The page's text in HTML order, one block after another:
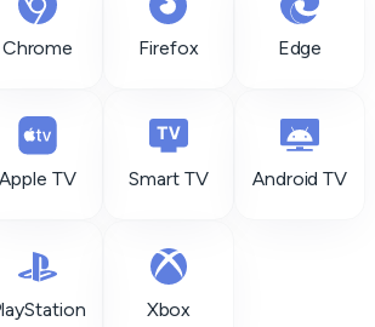
Chrome Firefox Edge
Apple TV Smart TV Android TV
Xbox